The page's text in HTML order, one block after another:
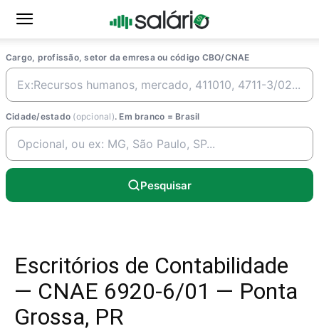
Cargo, profissão, setor da emresa ou código CBO/CNAE
Cidade/estado (opcional). Em branco = Brasil
Pesquisar
Escritórios de Contabilidade
— CNAE 6920-6/01 — Ponta
Grossa, PR